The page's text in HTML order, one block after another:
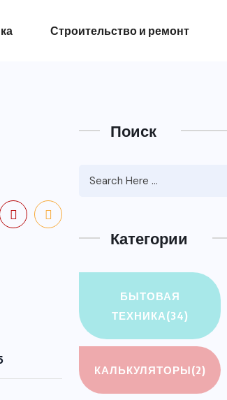
Строительство и ремонт
Поиск
Категории
БЫТОВАЯ
ТЕХНИКА(34)
КАЛЬКУЛЯТОРЫ(2)